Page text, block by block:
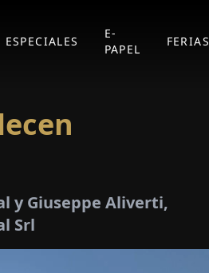
ESPECIALES
E-
PAPEL
FERIAS
y Giuseppe Aliverti,
Srl